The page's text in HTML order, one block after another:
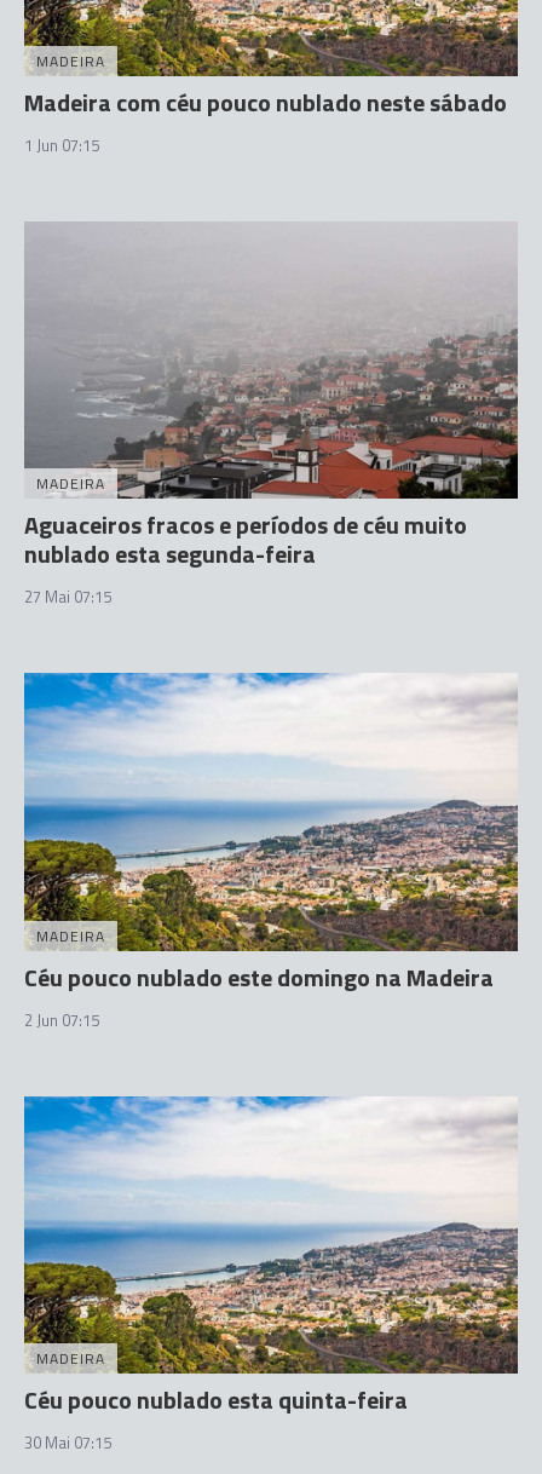
MADEIRA
Madeira com céu pouco nublado neste sábado
1 Jun 07:15
MADEIRA
Aguaceiros fracos e períodos de céu muito
nublado esta segunda-feira
27 Mai 07:15
MADEIRA
Céu pouco nublado este domingo na Madeira
2 Jun 07:15
MADEIRA
Céu pouco nublado esta quinta-feira
30 Mai 07:15